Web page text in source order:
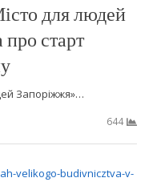
для людей
про старт
Запоріжжя»…
644